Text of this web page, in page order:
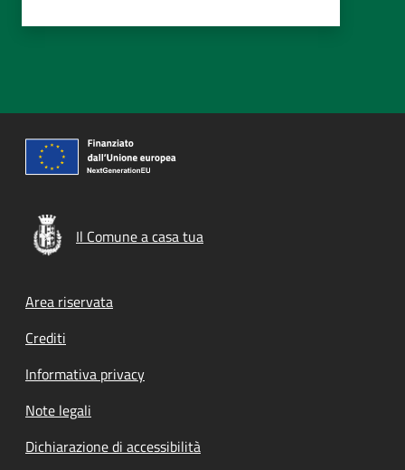
Il Comune a casa tua
Footer menu
Area riservata
Crediti
Informativa privacy
Note legali
Dichiarazione di accessibilità